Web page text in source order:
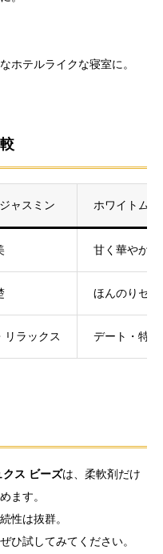
ホテルライクな寝室に。
ャスミン ホワイトム
甘く華やか
ほんのりセク
リラックス デート・特別
クス ビーズは、柔軟剤だけ
ます。
性は抜群。
ひ試してみてください。